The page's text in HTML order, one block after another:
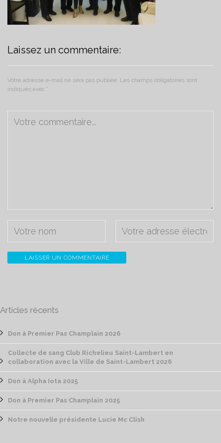
Laissez un commentaire:
Votre adresse e-mail ne sera pas publiée. Les champs obligatoires sont
indiqués avec *
Articles récents
Don à Premier Pas Champlain 2026
Collecte de sang Club Richelieu Saint-Lambert en
collaboration avec la Ville de Saint-Lambert 2026
Don à Alpha Iota 2025
Don à Premier Pas Champlain 2025
Notre nouvelle présidente Lucie Mc Clish